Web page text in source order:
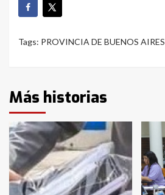
Tags: PROVINCIA DE BUENOS AIRES
Más historias